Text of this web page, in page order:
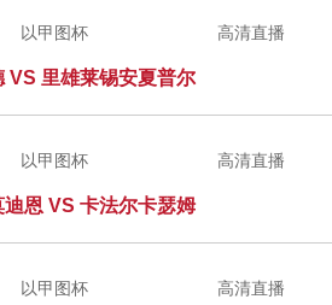
以甲图杯
VS 里雄莱锡安夏普尔
高清直播
以甲图杯
恩 VS 卡法尔卡瑟姆
高清直播
以甲图杯 高清直播